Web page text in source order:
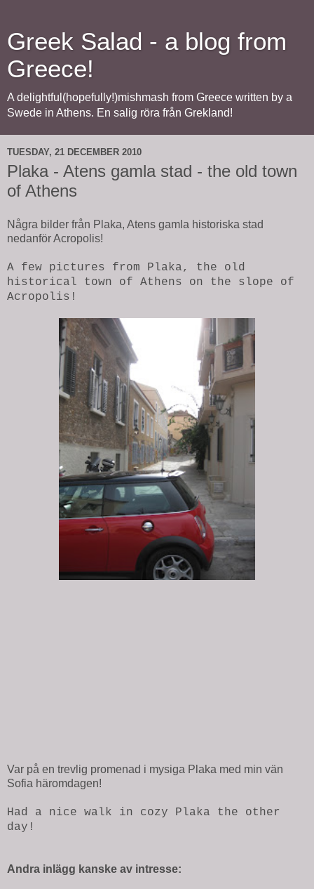
Greek Salad - a blog from
Greece!
A delightful(hopefully!)mishmash from Greece written by a
Swede in Athens. En salig röra från Grekland!
TUESDAY, 21 DECEMBER 2010
Plaka - Atens gamla stad - the old town
of Athens
Några bilder från Plaka, Atens gamla historiska stad
nedanför Acropolis!
A few pictures from Plaka, the old
historical town of Athens on the slope of
Acropolis!
Var på en trevlig promenad i mysiga Plaka med min vän
Sofia häromdagen!
Had a nice walk in cozy Plaka the other
day!
Andra inlägg kanske av intresse: